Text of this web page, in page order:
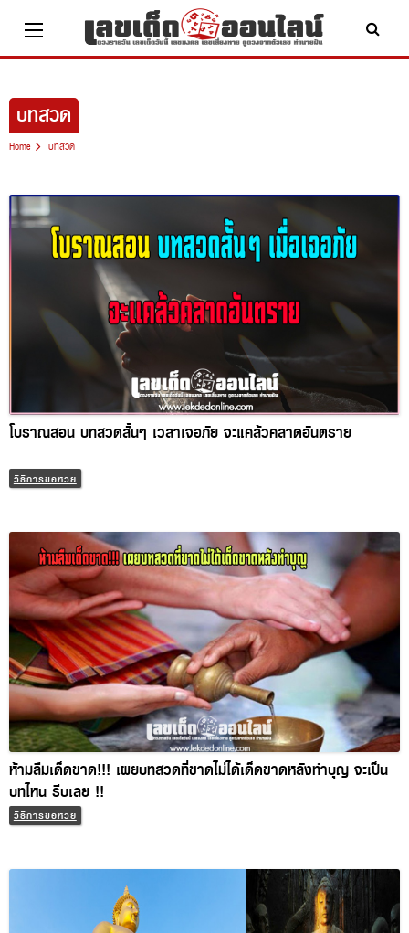
content
บทสวด
Home บทสวด
โบราณสอน บทสวดสั้นๆ เวลาเจอภัย จะแคล้วคลาดอันตราย
วิธีการขอหวย
ห้ามลืมเด็ดขาด!!! เผยบทสวดที่ขาดไม่ได้เด็ดขาดหลังทำบุญ จะ
เป็นบทไหน รีบเลย !!
วิธีการขอหวย